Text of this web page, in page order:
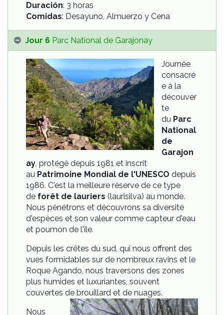
Duración: 3 horas
Comidas: Desayuno, Almuerzo y Cena
Jour 6 Parc National de Garajonay
Journée
consacré
e à la
découver
te
du Parc
National
de
Garajon
ay, protégé depuis 1981 et inscrit
au Patrimoine Mondial de l'UNESCO depuis
1986. C'est la meilleure réserve de ce type
de forêt de lauriers (laurisilva) au monde.
Nous pénétrons et découvrons sa diversité
d'espèces et son valeur comme capteur d'eau
et poumon de l'île.
Depuis les crêtes du sud, qui nous offrent des
vues formidables sur de nombreux ravins et le
Roque Agando, nous traversons des zones
plus humides et luxuriantes, souvent
couvertes de brouillard et de nuages.
Nous